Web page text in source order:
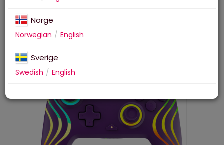
Wave Wireless - Purple
Norge
Norwegian English
Sverige
Swedish English